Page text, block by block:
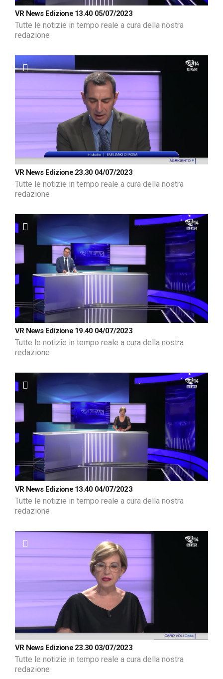
VR News Edizione 13.40 05/07/2023
Tutte le notizie in tempo reale a cura della nostra
redazione
VR News Edizione 23.30 04/07/2023
Tutte le notizie in tempo reale a cura della nostra
redazione
VR News Edizione 19.40 04/07/2023
Tutte le notizie in tempo reale a cura della nostra
redazione
VR News Edizione 13.40 04/07/2023
Tutte le notizie in tempo reale a cura della nostra
redazione
VR News Edizione 23.30 03/07/2023
Tutte le notizie in tempo reale a cura della nostra
redazione